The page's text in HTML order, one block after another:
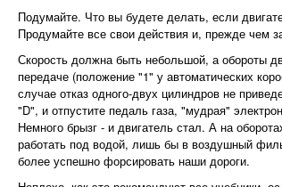
Подумайте. Что вы будете делать, если
Продумайте все свои действия и, прежде чем
Скорость должна быть небольшой, а обороты
передаче (положение "1" у автоматических
случае отказ одного-двух цилиндров не
"D", и отпустите педаль газа, "мудрая"
Немного брызг - и двигатель стал. А на
работать под водой, лишь бы в воздушный
более успешно форсировать наши дороги.